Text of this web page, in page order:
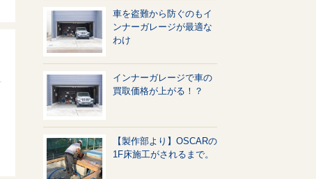
車を盗難から防ぐのもイ
ンナーガレージが最適な
わけ
インナーガレージで車の
買取価格が上がる！？
【製作部より】OSCARの
1F床施工がされるまで。